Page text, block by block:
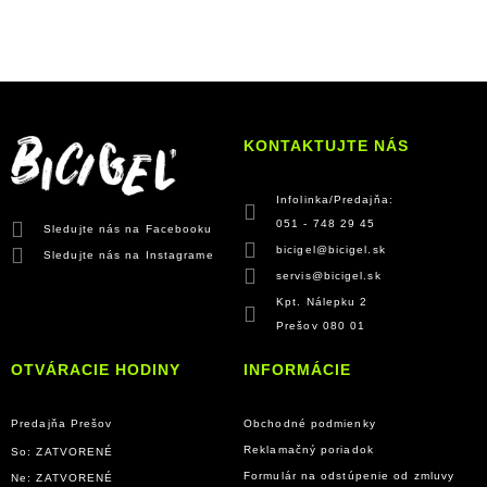
Sledujte nás na Facebooku
Sledujte nás na Instagrame
KONTAKTUJTE NÁS
Infolinka/Predajňa:
051 - 748 29 45
bicigel@bicigel.sk
servis@bicigel.sk
Kpt. Nálepku 2
Prešov 080 01
OTVÁRACIE HODINY
Predajňa Prešov
So: ZATVORENÉ
Ne: ZATVORENÉ
INFORMÁCIE
Obchodné podmienky
Reklamačný poriadok
Formulár na odstúpenie od zmluvy